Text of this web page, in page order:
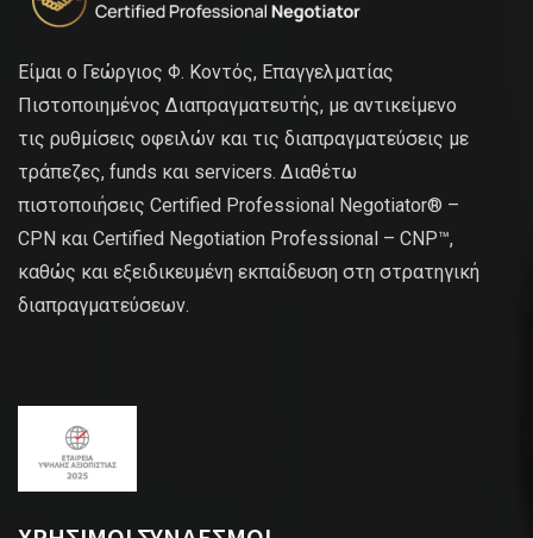
Είμαι ο Γεώργιος Φ. Κοντός, Επαγγελματίας
Πιστοποιημένος Διαπραγματευτής, με αντικείμενο
τις ρυθμίσεις οφειλών και τις διαπραγματεύσεις με
τράπεζες, funds και servicers. Διαθέτω
πιστοποιήσεις Certified Professional Negotiator® –
CPN και Certified Negotiation Professional – CNP™,
καθώς και εξειδικευμένη εκπαίδευση στη στρατηγική
διαπραγματεύσεων.